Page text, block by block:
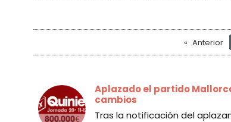
Anterior
Aplazado el partido
cambios
Tras la notificación del